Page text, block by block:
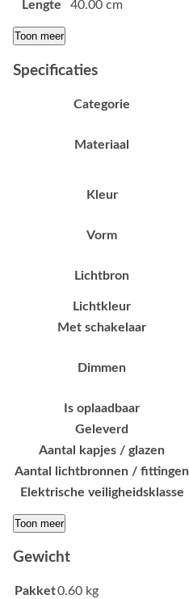
Lengte 40.00 cm
Toon meer
Specificaties
Categorie
Materiaal
Kleur
Vorm
Lichtbron
Lichtkleur
Met schakelaar
Dimmen
Is oplaadbaar
Geleverd
Aantal kapjes / glazen
Aantal lichtbronnen / fittingen
Elektrische veiligheidsklasse
Toon meer
Gewicht
Pakket0.60 kg